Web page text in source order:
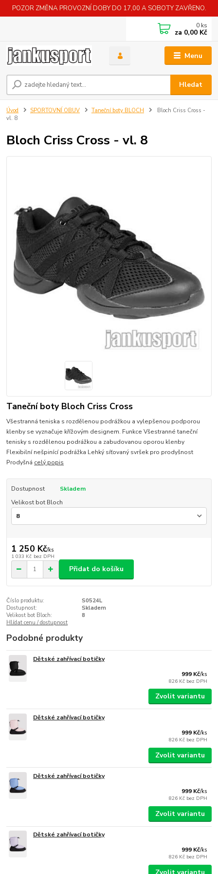
POZOR ZMĚNA PROVOZNÍ DOBY DO 17,00 A SOBOTY ZAVŘENO.
Menu
Hledat
0 ks
za 0,00 Kč
Úvod SPORTOVNÍ OBUV Taneční boty BLOCH
Bloch Criss Cross -
vl. 8
Bloch Criss Cross - vl. 8
Taneční boty Bloch Criss Cross
Všestranná teniska s rozdělenou podrážkou a vylepšenou podporou
klenby se vyznačuje křížovým designem. Funkce Všestranné taneční
tenisky s rozdělenou podrážkou a zabudovanou oporou klenby
Flexibilní nešpinící podrážka Lehký síťovaný svršek pro prodyšnost
Prodyšná celý popis
Dostupnost
Skladem
Velikost bot Bloch
1 250 Kč/ks
1 033 Kč bez DPH
Přidat do košíku
Číslo produktu:
S0524L
Dostupnost:
Skladem
Velikost bot Bloch:
8
Hlídat cenu / dostupnost
Podobné produkty
Dětské zahřívací botičky
999 Kč/ks
826 Kč bez DPH
Zvolit variantu
Dětské zahřívací botičky
999 Kč/ks
826 Kč bez DPH
Zvolit variantu
Dětské zahřívací botičky
999 Kč/ks
826 Kč bez DPH
Zvolit variantu
Dětské zahřívací botičky
999 Kč/ks
826 Kč bez DPH